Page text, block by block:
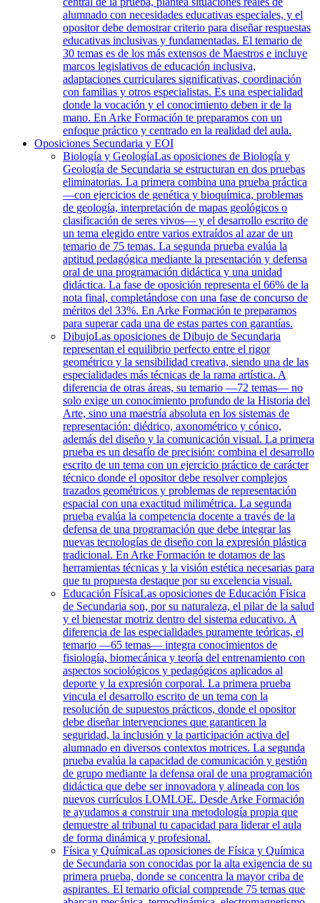
alumnado con necesidades educativas especiales, y el
opositor debe demostrar criterio para diseñar respuestas
educativas inclusivas y fundamentadas. El temario de
30 temas es de los más extensos de Maestros e incluye
marcos legislativos de educación inclusiva,
adaptaciones curriculares significativas, coordinación
con familias y otros especialistas. Es una especialidad
donde la vocación y el conocimiento deben ir de la
mano. En Arke Formación te preparamos con un
enfoque práctico y centrado en la realidad del aula.
Oposiciones Secundaria y EOI
Biología y GeologíaLas oposiciones de Biología y
Geología de Secundaria se estructuran en dos pruebas
eliminatorias. La primera combina una prueba práctica
—con ejercicios de genética y bioquímica, problemas
de geología, interpretación de mapas geológicos o
clasificación de seres vivos— y el desarrollo escrito de
un tema elegido entre varios extraídos al azar de un
temario de 75 temas. La segunda prueba evalúa la
aptitud pedagógica mediante la presentación y defensa
oral de una programación didáctica y una unidad
didáctica. La fase de oposición representa el 66% de la
nota final, completándose con una fase de concurso de
méritos del 33%. En Arke Formación te preparamos
para superar cada una de estas partes con garantías.
DibujoLas oposiciones de Dibujo de Secundaria
representan el equilibrio perfecto entre el rigor
geométrico y la sensibilidad creativa, siendo una de las
especialidades más técnicas de la rama artística. A
diferencia de otras áreas, su temario —72 temas— no
solo exige un conocimiento profundo de la Historia del
Arte, sino una maestría absoluta en los sistemas de
representación: diédrico, axonométrico y cónico,
además del diseño y la comunicación visual. La primera
prueba es un desafío de precisión: combina el desarrollo
escrito de un tema con un ejercicio práctico de carácter
técnico donde el opositor debe resolver complejos
trazados geométricos y problemas de representación
espacial con una exactitud milimétrica. La segunda
prueba evalúa la competencia docente a través de la
defensa de una programación que debe integrar las
nuevas tecnologías de diseño con la expresión plástica
tradicional. En Arke Formación te dotamos de las
herramientas técnicas y la visión estética necesarias para
que tu propuesta destaque por su excelencia visual.
Educación FísicaLas oposiciones de Educación Física
de Secundaria son, por su naturaleza, el pilar de la salud
y el bienestar motriz dentro del sistema educativo. A
diferencia de las especialidades puramente teóricas, el
temario —65 temas— integra conocimientos de
fisiología, biomecánica y teoría del entrenamiento con
aspectos sociológicos y pedagógicos aplicados al
deporte y la expresión corporal. La primera prueba
vincula el desarrollo escrito de un tema con la
resolución de supuestos prácticos, donde el opositor
debe diseñar intervenciones que garanticen la
seguridad, la inclusión y la participación activa del
alumnado en diversos contextos motrices. La segunda
prueba evalúa la capacidad de comunicación y gestión
de grupo mediante la defensa oral de una programación
didáctica que debe ser innovadora y alineada con los
nuevos currículos LOMLOE. Desde Arke Formación
te ayudamos a construir una metodología propia que
demuestre al tribunal tu capacidad para liderar el aula
de forma dinámica y profesional.
Física y QuímicaLas oposiciones de Física y Química
de Secundaria son conocidas por la alta exigencia de su
primera prueba, donde se concentra la mayor criba de
aspirantes. El temario oficial comprende 75 temas que